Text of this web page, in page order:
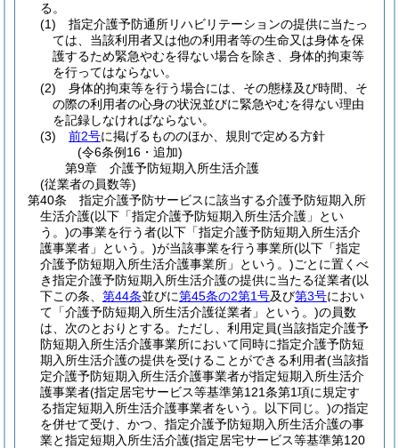
る。
(1)
指定介護予防通所リハビリテーションの提供に当たっ
ては、当該利用者又は他の利用者等の生命又は身体を保
護するため緊急やむを得ない場合を除き、身体的拘束等
を行ってはならない。
(2)
身体的拘束等を行う場合には、その態様及び時間、そ
の際の利用者の心身の状況並びに緊急やむを得ない理由
を記録しなければならない。
(3)
前2号に掲げるもののほか、規則で定める方針
(令6条例16・追加)
第9章
介護予防短期入所生活介護
(従業者の員数等)
第40条
指定介護予防サービスに該当する介護予防短期入所
生活介護(以下「指定介護予防短期入所生活介護」とい
う。)の事業を行う者(以下「指定介護予防短期入所生活介
護事業者」という。)が当該事業を行う事業所(以下「指定
介護予防短期入所生活介護事業所」という。)ごとに置くべ
き指定介護予防短期入所生活介護の提供に当たる従業者(以
下この条、 第44条並びに第45条の2第1号及び第3号におい
て「介護予防短期入所生活介護従業者」という。)の員数
は、次のとおりとする。 ただし、利用定員(当該指定介護予
防短期入所生活介護事業所において同時に指定介護予防短
期入所生活介護の提供を受けることができる利用者(当該指
定介護予防短期入所生活介護事業者が指定短期入所生活介
護事業者(指定居宅サービス等基準第121条第1項に規定す
る指定短期入所生活介護事業者をいう。以下同じ。)の指定
を併せて受け、かつ、指定介護予防短期入所生活介護の事
業と指定短期入所生活介護(指定居宅サービス等基準第120